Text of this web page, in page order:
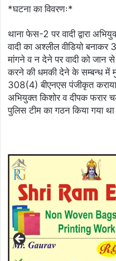
*घटना का विवरणः*
थाना फेस-2 पर वादी द्वारा
वादी का अश्लील वीडियो
मांगने व न देने पर वादी को जान
करने की धमकी देने के सम्बन्ध
308(4) बीएनएस पंजीकृत
अभियुक्त किशोर व दीपक फरार
पुलिस टीम का गठन किया गया